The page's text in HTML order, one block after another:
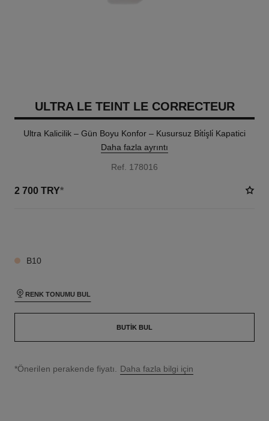
ULTRA LE TEINT LE CORRECTEUR
Ultra Kalicilik – Gün Boyu Konfor – Kusursuz Bi̇ti̇şli̇ Kapatici
Daha fazla ayrıntı
Ref. 178016
2 700 TRY*
B10
RENK TONUMU BUL
BUTIK BUL
↩
*Önerilen perakende fiyatı. Daha fazla bilgi için